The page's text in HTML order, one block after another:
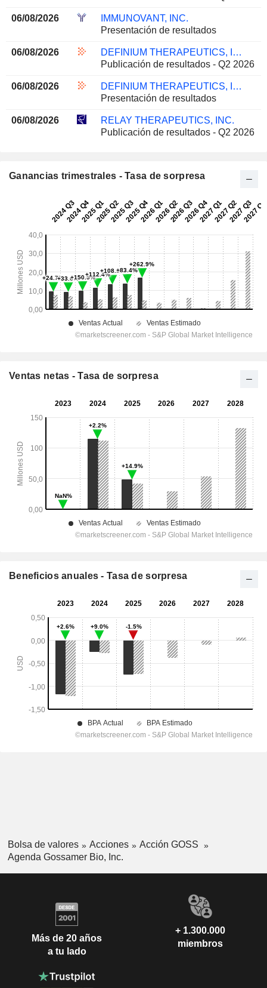
06/08/2026
IMMUNOVANT, INC.
Presentación de resultados
06/08/2026
DEFINIUM THERAPEUTICS, INC.
Publicación de resultados - Q2 2026
06/08/2026
DEFINIUM THERAPEUTICS, INC.
Presentación de resultados
06/08/2026
RELAY THERAPEUTICS, INC.
Publicación de resultados - Q2 2026
Ganancias trimestrales - Tasa de sorpresa
Ventas netas - Tasa de sorpresa
Beneficios anuales - Tasa de sorpresa
Bolsa de valores Acciones
Acción GOSS
Agenda Gossamer Bio, Inc.
Más de 20 años
a tu lado
+ 1.300.000
miembros